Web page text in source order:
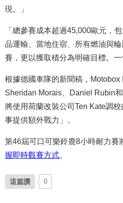
現。」
「總參賽成本超過45,000歐元，
品運輸、當地住宿、所有燃油與
賽，更以獲取積分為明確目標。一
根據德國車隊的新聞稿，Motobox
Sheridan Morais、Daniel Rubin
將使用荷蘭改裝公司Ten Kate調
事提供額外戰力」。
第46屆可口可樂鈴鹿8小時耐力賽
握即時觀賽方式
這篇讚 0